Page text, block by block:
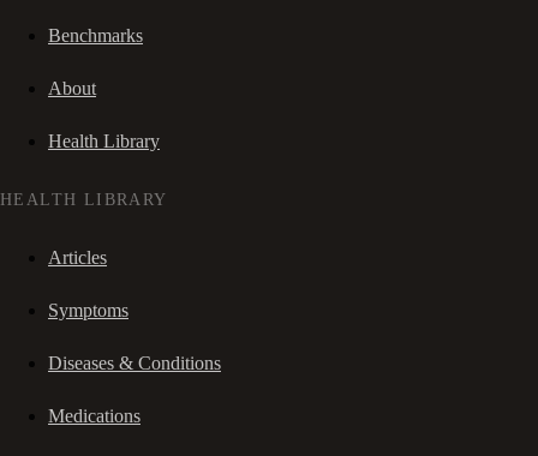
Benchmarks
About
Health Library
HEALTH LIBRARY
Articles
Symptoms
Diseases & Conditions
Medications